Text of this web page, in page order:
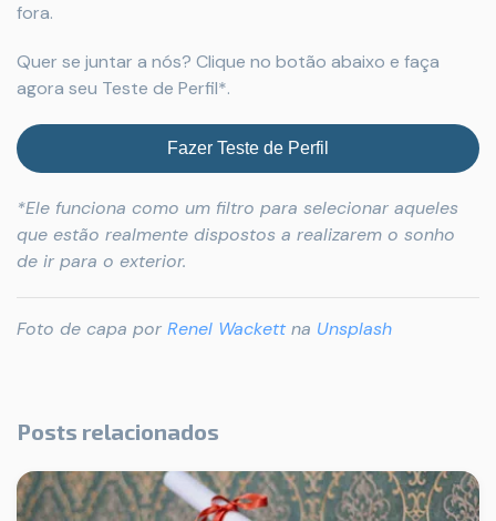
fora.
Quer se juntar a nós? Clique no botão abaixo e faça
agora seu Teste de Perfil*.
Fazer Teste de Perfil
*Ele funciona como um filtro para selecionar aqueles
que estão realmente dispostos a realizarem o sonho
de ir para o exterior.
Foto de capa por Renel Wackettna Unsplash
Posts relacionados